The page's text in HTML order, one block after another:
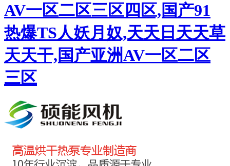
AV一区二区三区四区,国产91
热爆TS人妖月奴,天天日天天草
天天干,国产亚洲AV一区二区
三区